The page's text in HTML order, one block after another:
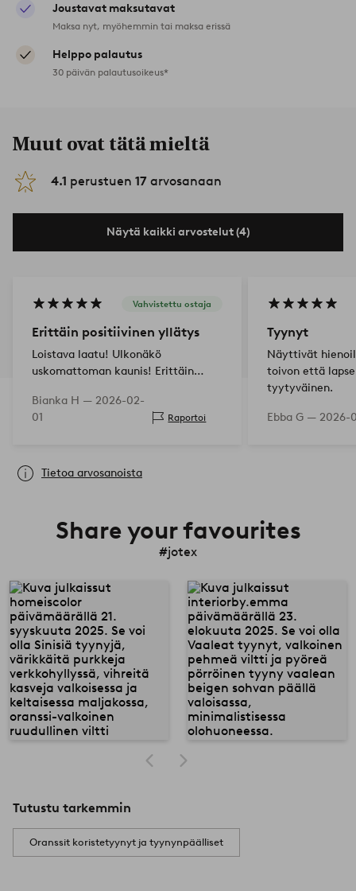
Joustavat maksutavat
Maksa nyt, myöhemmin tai maksa erissä
Helppo palautus
30 päivän palautusoikeus*
Muut ovat tätä mieltä
4.1 perustuen 17 arvosanaan
Näytä kaikki arvostelut (4)
Vahvistettu ostaja
Erittäin positiivinen yllätys
Loistava laatu! Ulkonäkö
uskomattoman kaunis! Erittäin
Bianka H — 2026-02-
01
Raportoi
Tyynyt
Näyttivät
toivon että
tyytyväinen.
Ebba G — 2026-
Tietoa arvosanoista
Share your favourites
#jotex
Tutustu tarkemmin
Oranssit koristetyynyt ja tyynynpäälliset